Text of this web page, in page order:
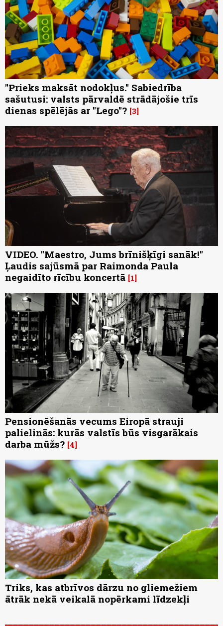
"Prieks maksāt nodokļus." Sabiedrība
sašutusi: valsts pārvaldē strādājošie trīs
dienas spēlējās ar "Lego"? 3
VIDEO. "Maestro, Jums brīnišķīgi sanāk!"
Ļaudis sajūsmā par Raimonda Paula
negaidīto rīcību koncertā 1
Pensionēšanās vecums Eiropā strauji
palielinās: kurās valstīs būs visgarākais
darba mūžs? 4
Triks, kas atbrīvos dārzu no gliemežiem
ātrāk nekā veikalā nopērkami līdzekļi